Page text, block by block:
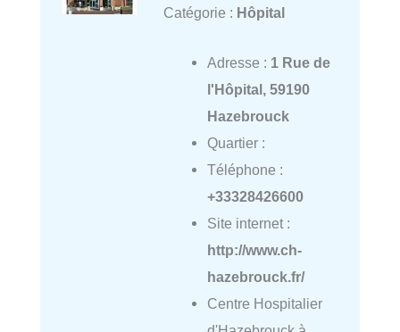
Catégorie : Hôpital
Adresse : 1 Rue de
l'Hôpital, 59190
Hazebrouck
Quartier :
Téléphone :
+33328426600
Site internet :
http://www.ch-
hazebrouck.fr/
Centre Hospitalier